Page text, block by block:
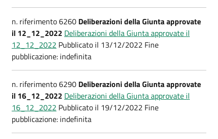
n. riferimento 6260 Deliberazioni della Giunta approvate
il 12_12_2022 Deliberazioni della Giunta approvate il
12_12_2022 Pubblicato il 13/12/2022 Fine
pubblicazione: indefinita
n. riferimento 6290 Deliberazioni della Giunta approvate
il 16_12_2022 Deliberazioni della Giunta approvate il
16_12_2022 Pubblicato il 19/12/2022 Fine
pubblicazione: indefinita